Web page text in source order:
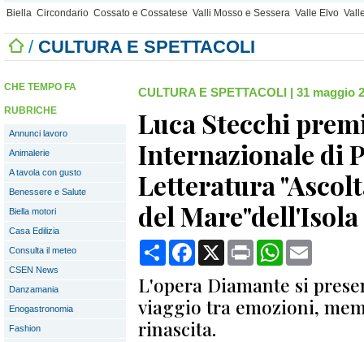
Biella Circondario Cossato e Cossatese Valli Mosso e Sessera Valle Elvo
/ CULTURA E SPETTACOLI
CHE TEMPO FA
RUBRICHE
Annunci lavoro
Animalerie
A tavola con gusto
Benessere e Salute
Biella motori
Casa Edilizia
Consulta il meteo
CSEN News
Danzamania
Enogastronomia
Fashion
CULTURA E SPETTACOLI | 31 maggio
Luca Stecchi
Internazionale di
Letteratura
del Mare"dell'Isola
CondividiFacebook
X Print WhatsApp
L'opera Diamante si
viaggio tra emozioni,
rinascita.